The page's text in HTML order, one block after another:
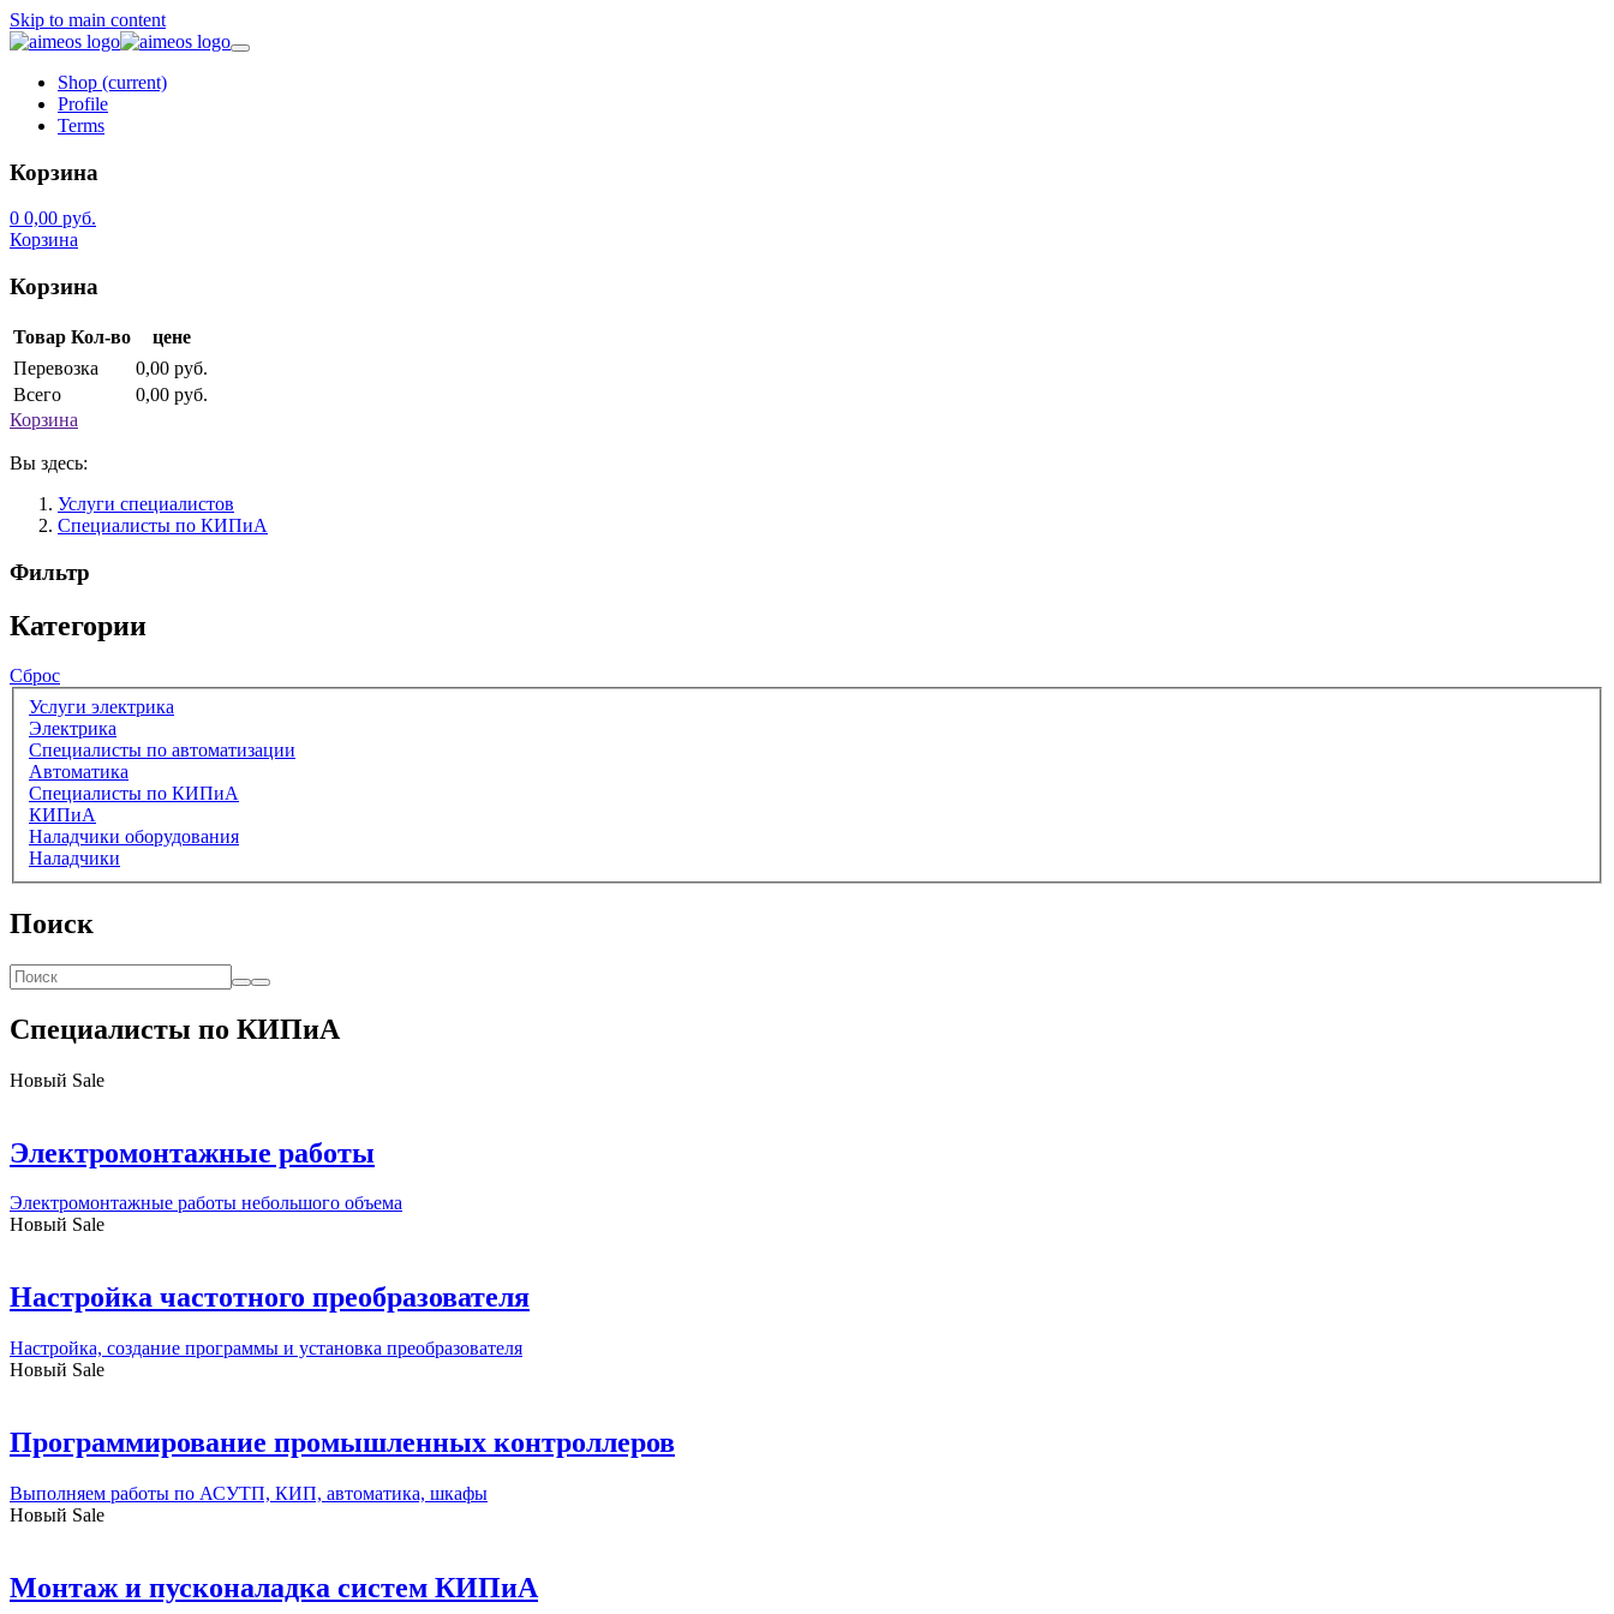
Skip to main content
Shop (current)
Profile
Terms
Корзина
0 0,00 руб.
Корзина
Корзина
Товар Кол-во
цене
Перевозка
0,00 руб.
Всего
0,00 руб.
Корзина
Вы здесь:
Услуги специалистов
Специалисты по КИПиА
Фильтр
Категории
Сброс
Услуги электрика
Электрика
Специалисты по автоматизации
Автоматика
Специалисты по КИПиА
КИПиА
Наладчики оборудования
Наладчики
Поиск
Специалисты по КИПиА
Новый Sale
Электромонтажные работы
Электромонтажные работы небольшого объема
Новый Sale
Настройка частотного преобразователя
Настройка, создание программы и установка преобразователя
Новый Sale
Программирование промышленных контроллеров
Выполняем работы по АСУТП, КИП, автоматика, шкафы
Новый Sale
Монтаж и пусконаладка систем КИПиА